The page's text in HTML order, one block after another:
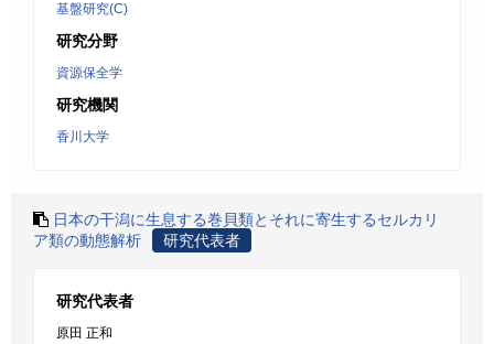
基盤研究(C)
研究分野
資源保全学
研究機関
香川大学
日本の干潟に生息する巻貝類とそれに寄生するセルカリ
ア類の動態解析
研究代表者
研究代表者
原田 正和